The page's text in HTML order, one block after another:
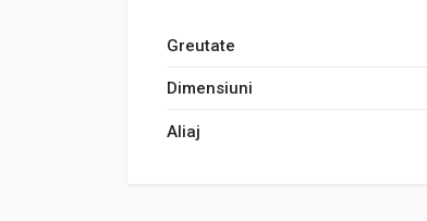
Greutate
Dimensiuni
Aliaj